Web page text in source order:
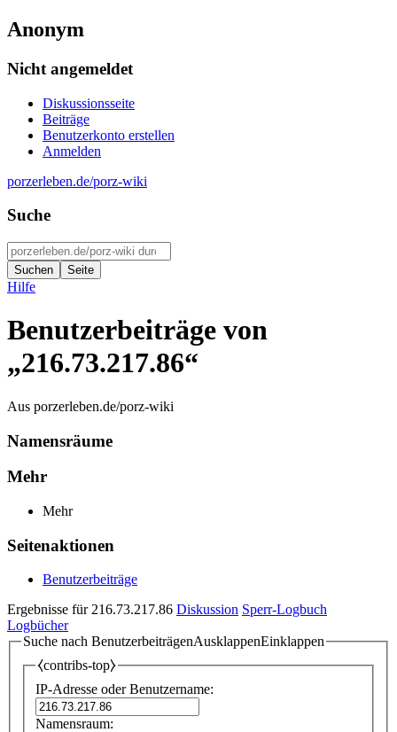
Anonym
Nicht angemeldet
Diskussionsseite
Beiträge
Benutzerkonto erstellen
Anmelden
porzerleben.de/porz-wiki
Suche
Hilfe
Benutzerbeiträge von
„216.73.217.86“
Aus porzerleben.de/porz-wiki
Namensräume
Mehr
Mehr
Seitenaktionen
Benutzerbeiträge
Ergebnisse für 216.73.217.86 Diskussion Sperr-Logbuch
Logbücher
Suche nach BenutzerbeiträgenAusklappenEinklappen
⧼contribs-top⧽
IP-Adresse oder Benutzername:
Namensraum: